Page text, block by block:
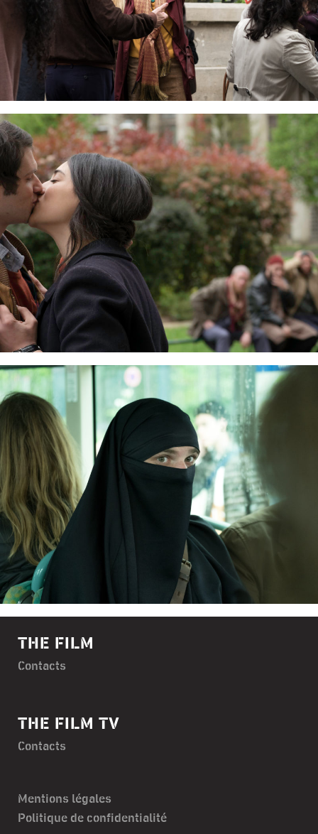
THE FILM
Contacts
THE FILM TV
Contacts
Mentions légales
Politique de confidentialité